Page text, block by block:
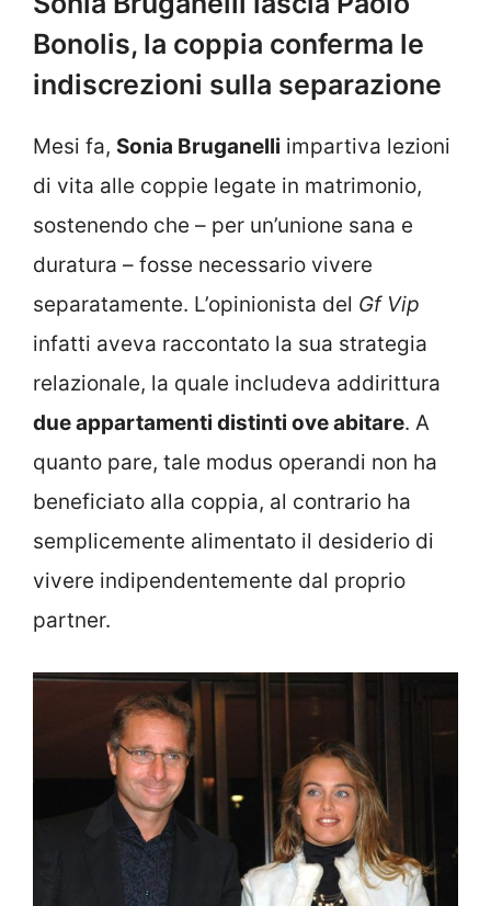
Bonolis, la coppia conferma le
indiscrezioni sulla separazione
Mesi fa, Sonia Bruganelli impartiva lezioni
di vita alle coppie legate in matrimonio,
sostenendo che – per un’unione sana e
duratura – fosse necessario vivere
separatamente. L’opinionista del Gf Vip
infatti aveva raccontato la sua strategia
relazionale, la quale includeva addirittura
due appartamenti distinti ove abitare. A
quanto pare, tale modus operandi non ha
beneficiato alla coppia, al contrario ha
semplicemente alimentato il desiderio di
vivere indipendentemente dal proprio
partner.